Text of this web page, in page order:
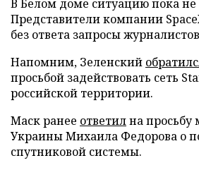
В Белом доме ситуацию пока
Представители компании
без ответа запросы
Напомним, Зеленский
просьбой задействовать сеть
российской территории.
Маск ранее ответилна просьбу
Украины Михаила Федорова о
спутниковой системы.